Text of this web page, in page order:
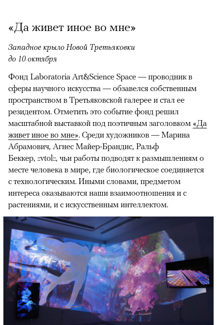
«Да живет иное во мне»
Западное крыло Новой Третьяковки
до 10 октября
Фонд Laboratoria Art&Science Space — проводник в
сферы научного искусства — обзавелся собственным
пространством в Третьяковской галерее и стал ее
резидентом. Отметить это событие фонд решил
масштабной выставкой под поэтичным заголовком «Да
живет иное во мне». Среди художников — Марина
Абрамович, Агнес Майер-Брандис, Ральф
Беккер, ::vtol::, чьи работы подводят к размышлениям о
месте человека в мире, где биологическое соединяется
с технологическим. Иными словами, предметом
интереса оказываются наши взаимоотношения и с
растениями, и с искусственным интеллектом.